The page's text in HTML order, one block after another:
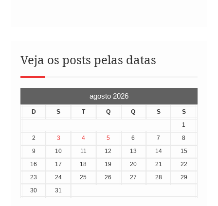
Veja os posts pelas datas
agosto 2026
D S T Q Q S
S
1
2
3 4 5 6 7
8
9
10 11 12 13 14
15
16
17 18 19 20 21
22
23
24 25 26 27 28
29
30
31